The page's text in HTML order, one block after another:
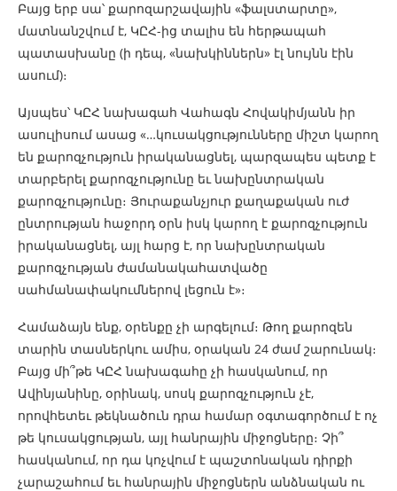
Բայց երբ սա՝ քարոզարշավային «ֆալստարտը»,
մատնանշվում է, ԿԸՀ-ից տալիս են հերթապահ
պատասխանը (ի դեպ, «նախկիններն» էլ նույնն էին
ասում)։
Այսպես՝ ԿԸՀ նախագահ Վահագն Հովակիմյանն իր
ասուլիսում ասաց «…կուսակցությունները միշտ կարող
են քարոզչություն իրականացնել, պարզապես պետք է
տարբերել քարոզչությունը եւ նախընտրական
քարոզչությունը։ Յուրաքանչյուր քաղաքական ուժ
ընտրության հաջորդ օրն իսկ կարող է քարոզչություն
իրականացնել, այլ հարց է, որ նախընտրական
քարոզչության ժամանակահատվածը
սահմանափակումներով լեցուն է»։
Համաձայն ենք, օրենքը չի արգելում։ Թող քարոզեն
տարին տասներկու ամիս, օրական 24 ժամ շարունակ։
Բայց մի՞թե ԿԸՀ նախագահը չի հասկանում, որ
Ավինյանինը, օրինակ, սոսկ քարոզչություն չէ,
որովհետեւ թեկնածուն դրա համար օգտագործում է ոչ
թե կուսակցության, այլ հանրային միջոցները։ Չի՞
հասկանում, որ դա կոչվում է պաշտոնական դիրքի
չարաշահում եւ հանրային միջոցներն անձնական ու